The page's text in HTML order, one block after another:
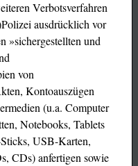
Verbotsverfahren
ausdrücklich vor
»sichergestellten und
von
Kontoauszügen
(u.a. Computer
Notebooks, Tablets
USB-Karten,
CDs) anfertigen sowie